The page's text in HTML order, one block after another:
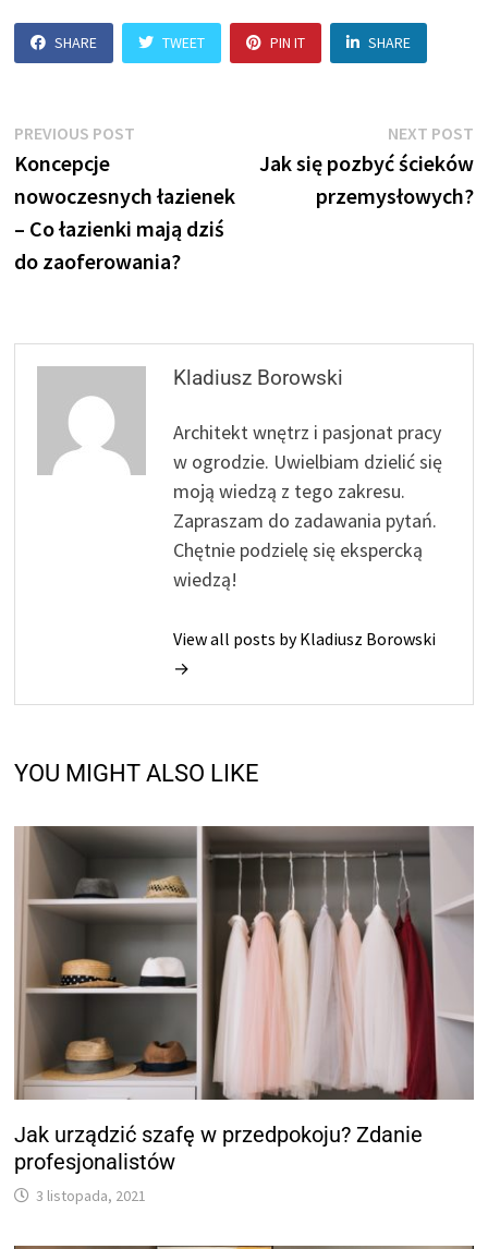
SHARE TWEET PIN IT SHARE
Nawigacja
wpisu
PREVIOUS POST
Koncepcje
nowoczesnych łazienek
– Co łazienki mają dziś
do zaoferowania?
NEXT POST
Jak się pozbyć ścieków
przemysłowych?
Kladiusz Borowski
Architekt wnętrz i pasjonat pracy
w ogrodzie. Uwielbiam dzielić się
moją wiedzą z tego zakresu.
Zapraszam do zadawania pytań.
Chętnie podzielę się ekspercką
wiedzą!
View all posts by Kladiusz Borowski
→
YOU MIGHT ALSO LIKE
Jak urządzić szafę w przedpokoju? Zdanie
profesjonalistów
3 listopada, 2021